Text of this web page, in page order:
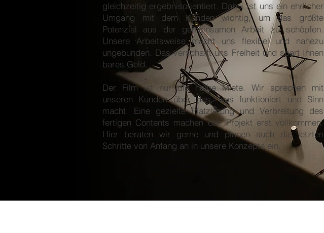
gleichzeitig ergebnisorientiert. Dabei ist uns ein ehrlicher
Umgang mit dem Kunden wichtig, um das größte
Potenzial aus der gemeinsamen Arbeit zu schöpfen.
Unsere Arbeitsweise macht uns flexibel und nahezu
ungebunden. Das verschafft uns Freiheit und spart Ihnen
bares Geld.
Der Film ist nur die halbe Miete. Wir sprechen mit
unseren Kunden über das, was funktioniert und Sinn
macht. Eine gezielte Platzierung und Verbreitung des
fertigen Contents machen das Projekt erst vollkommen.
Hier beraten wir gerne und planen auch die letzten
Schritte von Anfang an in unsere Konzepte ein.